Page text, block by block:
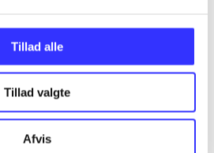
Tillad alle
Tillad valgte
Afvis